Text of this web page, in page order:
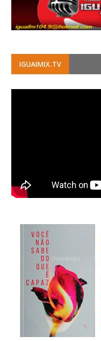
IGUAIMIX.TV